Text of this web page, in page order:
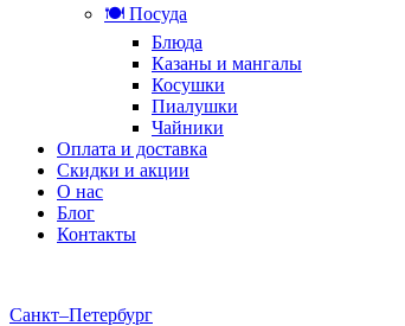
🍽️ Посуда
Блюда
Казаны и мангалы
Косушки
Пиалушки
Чайники
Оплата и доставка
Скидки и акции
О нас
Блог
Контакты
Санкт–Петербург